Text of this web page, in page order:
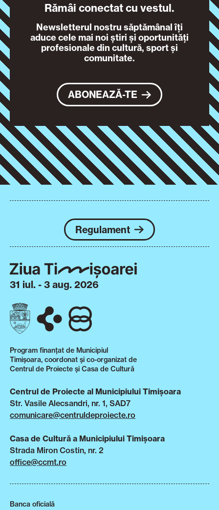
Rămâi conectat cu vestul.
Newsletterul nostru săptămânal îți
aduce cele mai noi știri și oportunități
profesionale din cultură, sport și
comunitate.
ABONEAZĂ-TE
Regulament
31 iul. - 3 aug. 2026
Program finanțat de Municipiul
Timișoara, coordonat și co-organizat de
Centrul de Proiecte și Casa de Cultură
Centrul de Proiecte al Municipiului Timișoara
Str. Vasile Alecsandri, nr. 1, SAD7
comunicare@centruldeproiecte.ro
Casa de Cultură a Municipiului Timișoara
Strada Miron Costin, nr. 2
office@ccmt.ro
Banca oficială